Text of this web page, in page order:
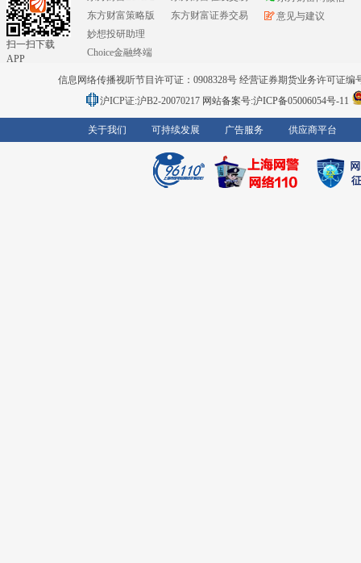
扫一扫下载
APP
东方财富策略版
妙想投研助理
Choice金融终端
东方财富证券交易
意见与建议
信息网络传播视听节目许可证：0908328号 经营证券期货业务许可证编
沪ICP证:沪B2-20070217 网站备案号:沪ICP备05006054号-11
关于我们 可持续发展 广告服务 供应商平台